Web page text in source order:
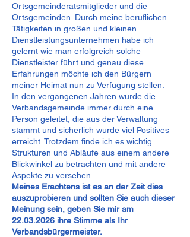
Ortsgemeinderatsmitglieder und die
Ortsgemeinden. Durch meine beruflichen
Tätigkeiten in großen und kleinen
Dienstleistungsunternehmen habe ich
gelernt wie man erfolgreich solche
Dienstleister führt und genau diese
Erfahrungen möchte ich den Bürgern
meiner Heimat nun zu Verfügung stellen.
In den vergangenen Jahren wurde die
Verbandsgemeinde immer durch eine
Person geleitet, die aus der Verwaltung
stammt und sicherlich wurde viel Positives
erreicht. Trotzdem finde ich es wichtig
Strukturen und Abläufe aus einem andere
Blickwinkel zu betrachten und mit andere
Aspekte zu versehen.
Meines Erachtens ist es an der Zeit dies
auszuprobieren und sollten Sie auch dieser
Meinung sein, geben Sie mir am
22.03.2026 ihre Stimme als Ihr
Verbandsbürgermeister.